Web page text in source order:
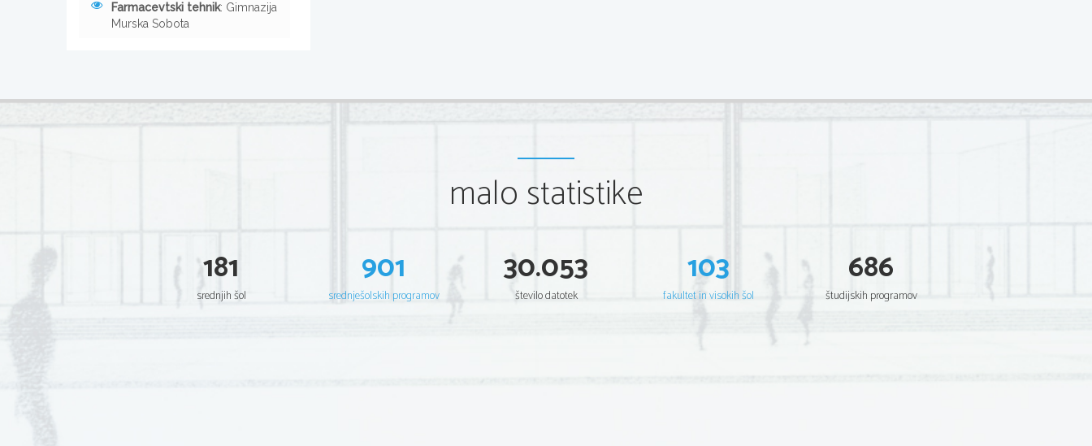
Farmacevtski tehnik: Gimnazija
Murska Sobota
malo statistike
181
srednjih šol
901
srednješolskih programov
30.053
število datotek
103
fakultet in visokih šol
686
študijskih programov